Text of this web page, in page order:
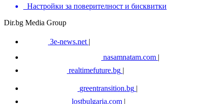
Настройки за поверителност и бисквитки
Dir.bg Media Group
3e-news.net |
nasamnatam.com |
realtimefuture.bg |
greentransition.bg |
lostbulgaria.com |